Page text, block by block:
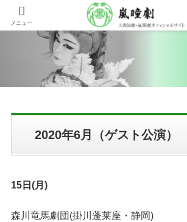
2020年6月（ゲスト公演）
15日(月)
森川竜馬劇団(掛川蓬莱座・静岡)
メニュー